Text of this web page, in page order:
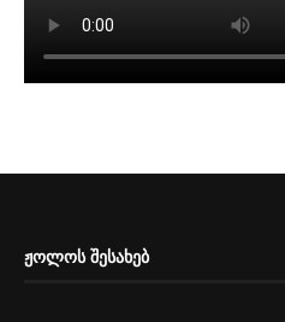
ᲟᲝᲚᲝᲡ ᲨᲔᲡᲐᲮᲔᲑ